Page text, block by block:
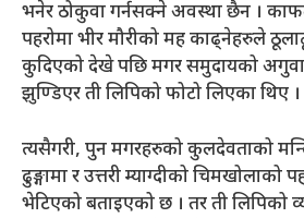
भनेर ठोकुवा गर्नसक्ने अवस्था छैन ।
पहरोमा भीर मौरीको मह काढ्नेहरुले
कुदिएको देखे पछि मगर समुदायको
झुण्डिएर ती लिपिको फोटो लिएका थिए ।
त्यसैगरी, पुन मगरहरुको कुलदेवताको
ढुङ्गामा र उत्तरी म्याग्दीको चिमखोलाको
भेटिएको बताइएको छ । तर ती लिपिको